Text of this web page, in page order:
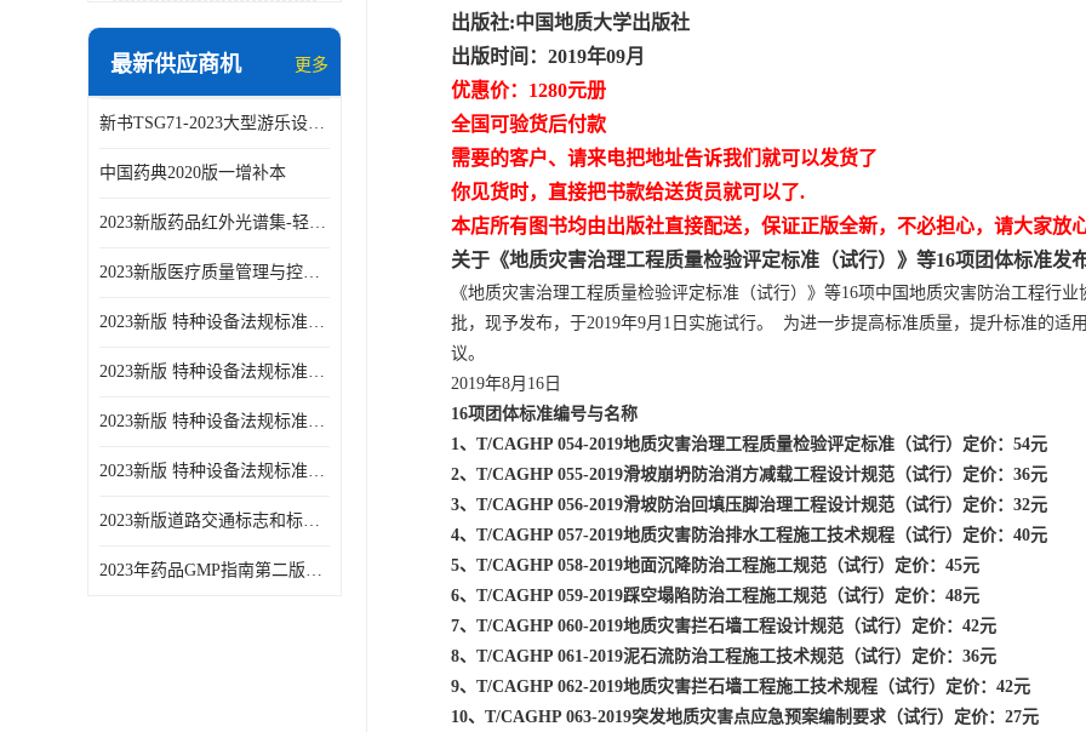
最新供应商机 更多
新书TSG71-2023大型游乐设施安全技术规程
中国药典2020版一增补本
2023新版药品红外光谱集-轻工业出版社
2023新版医疗质量管理与控制指标汇编5.0版
2023新版 特种设备法规标准手册 机电类标准客运索道卷
2023新版 特种设备法规标准手册 机电类标准游乐设施卷
2023新版 特种设备法规标准手册 安全技术规范卷共三本
2023新版 特种设备法规标准手册 机电类标准电梯卷 共两本
2023新版道路交通标志和标线手册
2023年药品GMP指南第二版全6册
出版社:中国地质大学出版社
出版时间：2019年09月
优惠价：1280元册
全国可验货后付款
需要的客户、请来电把地址告诉我们就可以发货了
你见货时，直接把书款给送货员就可以了.
本店所有图书均由出版社直接配送，保证正版全新，不必担心，请大家放
关于《地质灾害治理工程质量检验评定标准（试行）》等16项团体标准发
《地质灾害治理工程质量检验评定标准（试行）》等16项中国地质灾害防治工程行
批，现予发布，于2019年9月1日实施试行。 为进一步提高标准质量，提升标准的适
议。
2019年8月16日
16项团体标准编号与名称
1、T/CAGHP 054-2019地质灾害治理工程质量检验评定标准（试行）定价：54元
2、T/CAGHP 055-2019滑坡崩坍防治消方减载工程设计规范（试行）定价：36元
3、T/CAGHP 056-2019滑坡防治回填压脚治理工程设计规范（试行）定价：32元
4、T/CAGHP 057-2019地质灾害防治排水工程施工技术规程（试行）定价：40元
5、T/CAGHP 058-2019地面沉降防治工程施工规范（试行）定价：45元
6、T/CAGHP 059-2019踩空塌陷防治工程施工规范（试行）定价：48元
7、T/CAGHP 060-2019地质灾害拦石墙工程设计规范（试行）定价：42元
8、T/CAGHP 061-2019泥石流防治工程施工技术规范（试行）定价：36元
9、T/CAGHP 062-2019地质灾害拦石墙工程施工技术规程（试行）定价：42元
10、T/CAGHP 063-2019突发地质灾害点应急预案编制要求（试行）定价：27元